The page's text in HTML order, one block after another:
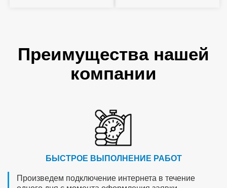
Преимущества нашей
компании
БЫСТРОЕ ВЫПОЛНЕНИЕ РАБОТ
Произведем подключение интернета в течение